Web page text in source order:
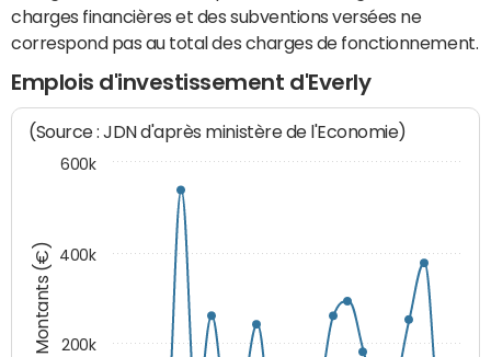
charges financières et des subventions versées ne
correspond pas au total des charges de fonctionnement.
Emplois d'investissement d'Everly
Montants (€)
(Source : JDN d'après ministère de l'Economie)
200k
400k
600k